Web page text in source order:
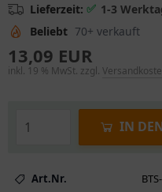
Lieferzeit: ✅ 1-3
Beliebt 70+ verkauft
13,09 EUR
inkl. 19 % MwSt. zzgl.
IN
Art.Nr.